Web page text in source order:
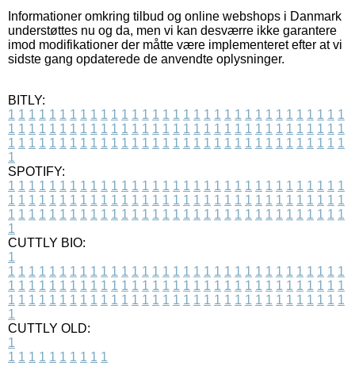
Informationer omkring tilbud og online webshops i Danmark
understøttes nu og da, men vi kan desværre ikke garantere
imod modifikationer der måtte være implementeret efter at vi
sidste gang opdaterede de anvendte oplysninger.
BITLY:
1 1 1 1 1 1 1 1 1 1 1 1 1 1 1 1 1 1 1 1 1 1 1 1 1 1 1 1 1 1 1 1 1
1 1 1 1 1 1 1 1 1 1 1 1 1 1 1 1 1 1 1 1 1 1 1 1 1 1 1 1 1 1 1 1 1
1 1 1 1 1 1 1 1 1 1 1 1 1 1 1 1 1 1 1 1 1 1 1 1 1 1 1 1 1 1 1 1 1
1
SPOTIFY:
1 1 1 1 1 1 1 1 1 1 1 1 1 1 1 1 1 1 1 1 1 1 1 1 1 1 1 1 1 1 1 1 1
1 1 1 1 1 1 1 1 1 1 1 1 1 1 1 1 1 1 1 1 1 1 1 1 1 1 1 1 1 1 1 1 1
1 1 1 1 1 1 1 1 1 1 1 1 1 1 1 1 1 1 1 1 1 1 1 1 1 1 1 1 1 1 1 1 1
1
CUTTLY BIO:
1
1 1 1 1 1 1 1 1 1 1 1 1 1 1 1 1 1 1 1 1 1 1 1 1 1 1 1 1 1 1 1 1 1
1 1 1 1 1 1 1 1 1 1 1 1 1 1 1 1 1 1 1 1 1 1 1 1 1 1 1 1 1 1 1 1 1
1 1 1 1 1 1 1 1 1 1 1 1 1 1 1 1 1 1 1 1 1 1 1 1 1 1 1 1 1 1 1 1 1
1
CUTTLY OLD:
1
1 1 1 1 1 1 1 1 1 1